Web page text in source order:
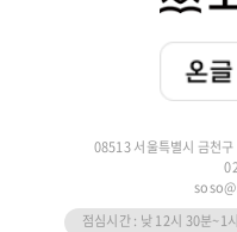
08513 서울특별시 금천
점심시간 : 낮 12시 30분~1